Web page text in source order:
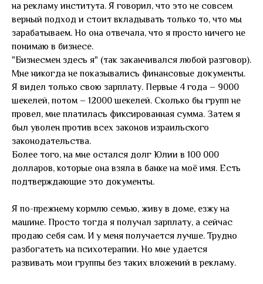
на рекламу института. Я говорил, что это не совсем
верный подход и стоит вкладывать только то, что мы
зарабатываем. Но она отвечала, что я просто ничего не
понимаю в бизнесе.
"Бизнесмен здесь я" (так заканчивался любой разговор).
Мне никогда не показывались финансовые документы.
Я видел только свою зарплату. Первые 4 года – 9000
шекелей, потом – 12000 шекелей. Сколько бы групп не
провел, мне платилась фиксированная сумма. Затем я
был уволен против всех законов израильского
законодательства.
Более того, на мне остался долг Юлии в 100 000
долларов, которые она взяла в банке на моё имя. Есть
подтверждающие это документы.
Я по-прежнему кормлю семью, живу в доме, езжу на
машине. Просто тогда я получал зарплату, а сейчас
продаю себя сам. И у меня получается лучше. Трудно
разбогатеть на психотерапии. Но мне удается
развивать мои группы без таких вложений в рекламу.